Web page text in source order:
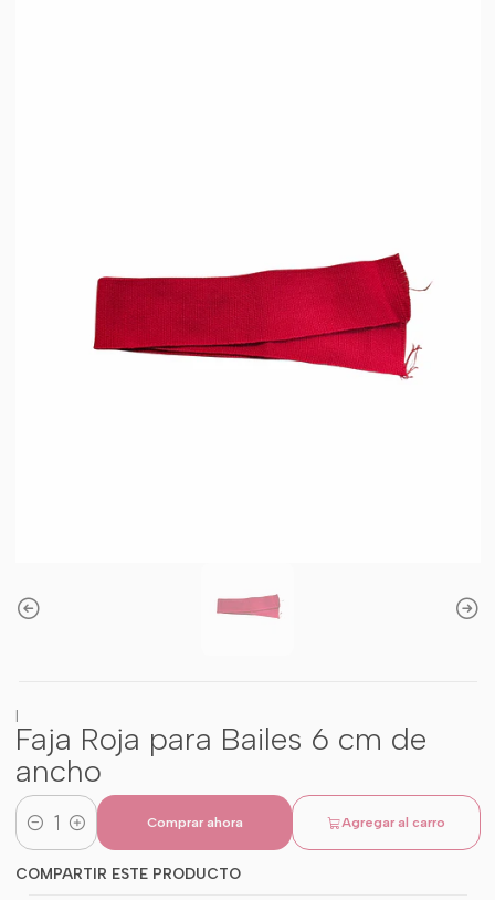
|
Faja Roja para Bailes 6 cm de
ancho
Cantidad
Agregar al carro
Comprar ahora
COMPARTIR ESTE PRODUCTO